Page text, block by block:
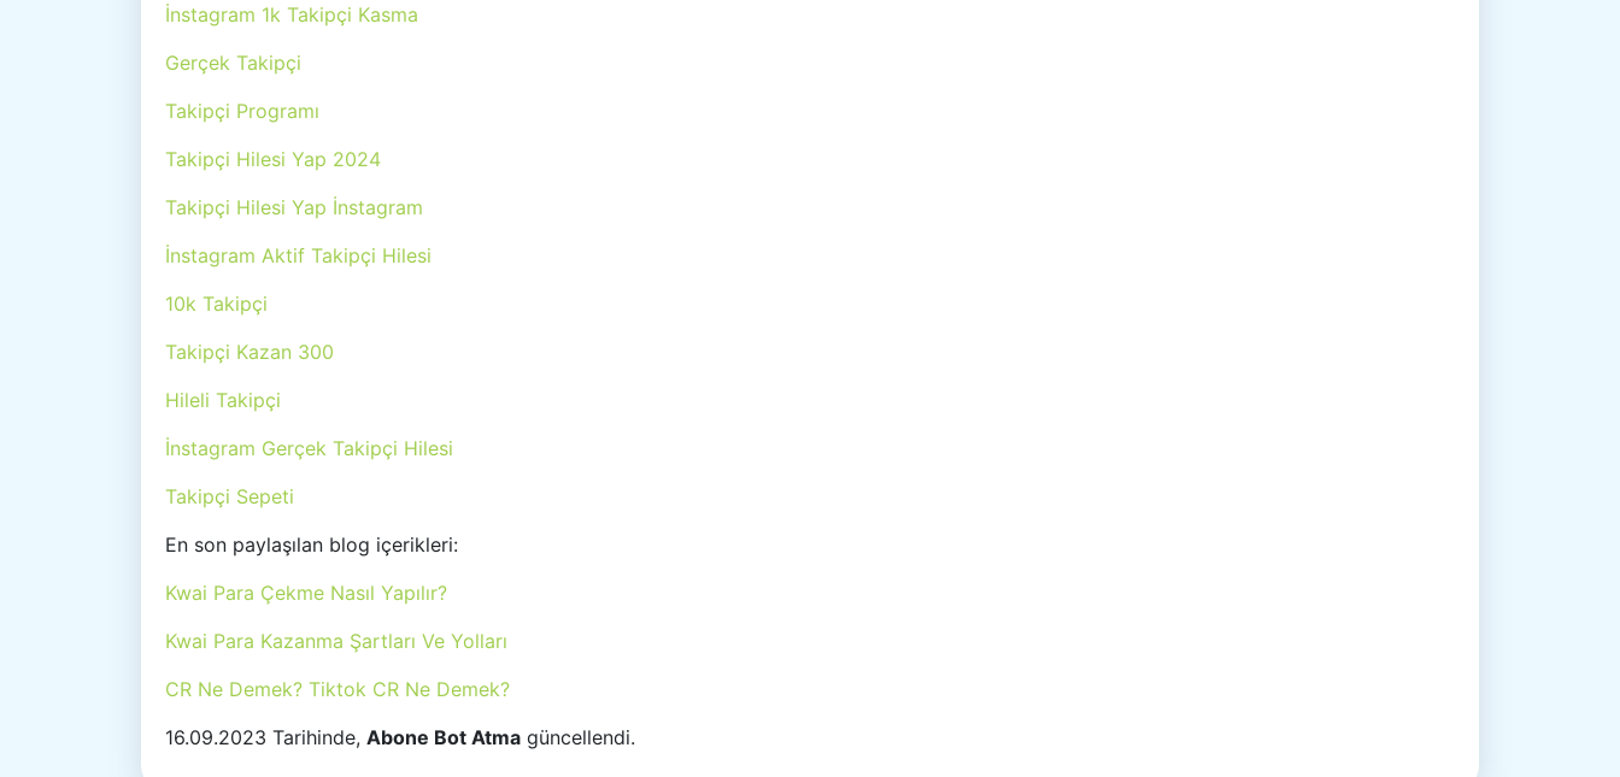
İnstagram 1k Takipçi Kasma
Gerçek Takipçi
Takipçi Programı
Takipçi Hilesi Yap 2024
Takipçi Hilesi Yap İnstagram
İnstagram Aktif Takipçi Hilesi
10k Takipçi
Takipçi Kazan 300
Hileli Takipçi
İnstagram Gerçek Takipçi Hilesi
Takipçi Sepeti
En son paylaşılan blog içerikleri:
Kwai Para Çekme Nasıl Yapılır?
Kwai Para Kazanma Şartları Ve Yolları
CR Ne Demek? Tiktok CR Ne Demek?
16.09.2023 Tarihinde, Abone Bot Atma güncellendi.